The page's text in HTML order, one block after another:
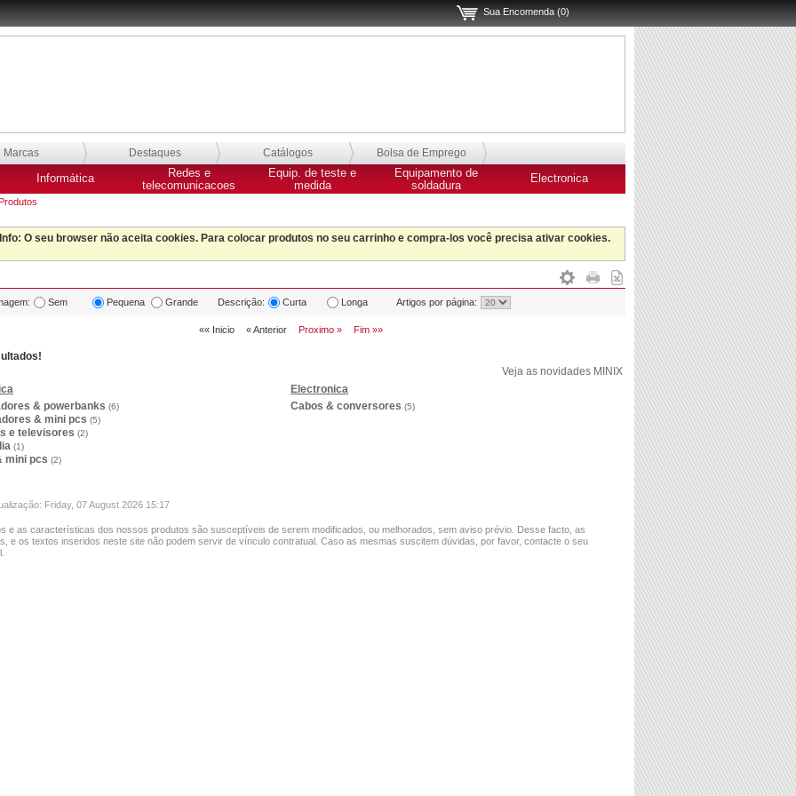
Sua Encomenda (0)
Marcas Destaques Catálogos Bolsa de Emprego
Informática
Redes e
telecomunicacoes
Equip. de teste e
medida
Equipamento de
soldadura
Electronica
Info: O seu browser não aceita cookies. Para colocar produtos no seu carrinho e compra-los você precisa ativar cookies.
Sem Pequena Grande Descrição: Curta Longa Artigos por página:
«« Inicio « Anterior Proximo » Fim »»
Veja as novidades MINIX
& powerbanks (6)
& mini pcs (5)
e televisores (2)
(1)
mini pcs (2)
Electronica
Cabos & conversores (5)
Friday, 07 August 2026 15:17
e as características dos nossos produtos são susceptíveis de serem modificados, ou melhorados, sem aviso prévio. Desse facto, as
e os textos inseridos neste site não podem servir de vínculo contratual. Caso as mesmas suscitem dúvidas, por favor, contacte o seu